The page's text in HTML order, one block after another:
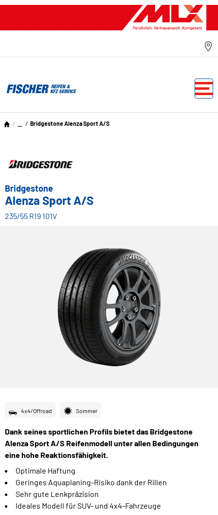
Bridgestone Alenza Sport A/S
Bridgestone
Alenza Sport A/S
235/55 R19 101V
4x4/Offroad Sommer
Dank seines sportlichen Profils bietet das Bridgestone
Alenza Sport A/S Reifenmodell unter allen Bedingungen
eine hohe Reaktionsfähigkeit.
Optimale Haftung
Geringes Aquaplaning-Risiko dank der Rillen
Sehr gute Lenkpräzision
Ideales Modell für SUV- und 4x4-Fahrzeuge